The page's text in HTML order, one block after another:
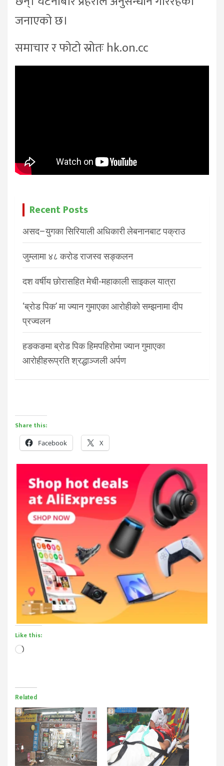
जनाएको छ।
समाचार र फोटो स्रोतः hk.on.cc
Recent Posts
असद–युगका सिरियाली अधिकारी लेबनानबाट पक्राउ
जुम्लामा ४८ करोड राजस्व सङ्कलन
दश वर्षीय छोरासहित मेची-महाकाली साइकल यात्रा
‘ब्रोड पिक’ मा ज्यान गुमाएका आरोहीको सम्झनामा दीप
प्रज्वलन
हङकङमा ब्रोड पिक हिमपहिरोमा ज्यान गुमाएका
आरोहीहरूप्रति श्रद्धाञ्जली अर्पण
Share this:
Facebook X
Like this:
Loading…
Related